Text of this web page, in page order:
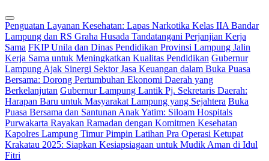
Penguatan Layanan Kesehatan: Lapas Narkotika Kelas IIA Bandar
Lampung dan RS Graha Husada Tandatangani Perjanjian Kerja
Sama FKIP Unila dan Dinas Pendidikan Provinsi Lampung Jalin
Kerja Sama untuk Meningkatkan Kualitas Pendidikan Gubernur
Lampung Ajak Sinergi Sektor Jasa Keuangan dalam Buka Puasa
Bersama: Dorong Pertumbuhan Ekonomi Daerah yang
Berkelanjutan Gubernur Lampung Lantik Pj. Sekretaris Daerah:
Harapan Baru untuk Masyarakat Lampung yang Sejahtera Buka
Puasa Bersama dan Santunan Anak Yatim: Siloam Hospitals
Purwakarta Rayakan Ramadan dengan Komitmen Kesehatan
Kapolres Lampung Timur Pimpin Latihan Pra Operasi Ketupat
Krakatau 2025: Siapkan Kesiapsiagaan untuk Mudik Aman di Idul
Fitri